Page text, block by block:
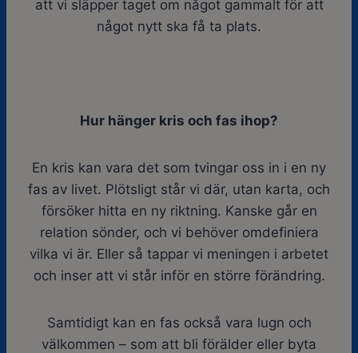
att vi släpper taget om något gammalt för att
något nytt ska få ta plats.
Hur hänger kris och fas ihop?
En kris kan vara det som tvingar oss in i en ny
fas av livet. Plötsligt står vi där, utan karta, och
försöker hitta en ny riktning. Kanske går en
relation sönder, och vi behöver omdefiniera
vilka vi är. Eller så tappar vi meningen i arbetet
och inser att vi står inför en större förändring.
Samtidigt kan en fas också vara lugn och
välkommen – som att bli förälder eller byta